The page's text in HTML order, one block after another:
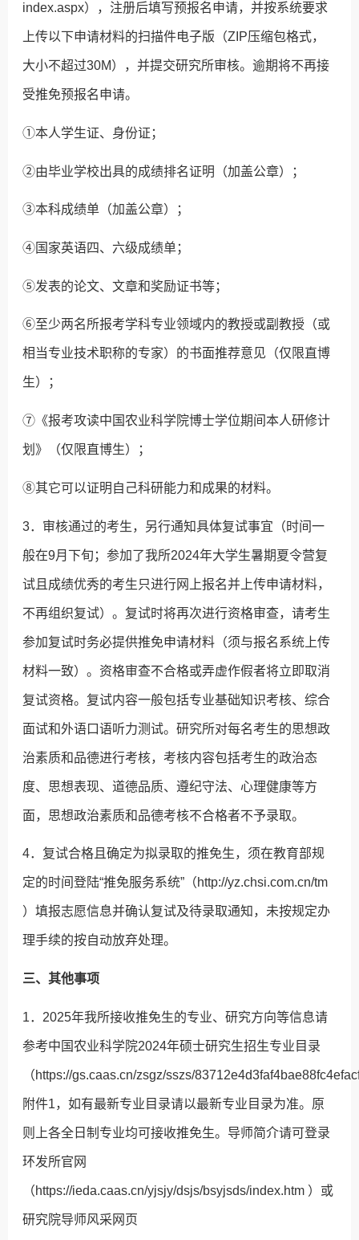
index.aspx），注册后填写预报名申请，并按系统要求
上传以下申请材料的扫描件电子版（ZIP压缩包格式，
大小不超过30M），并提交研究所审核。逾期将不再接
受推免预报名申请。
①本人学生证、身份证；
②由毕业学校出具的成绩排名证明（加盖公章）；
③本科成绩单（加盖公章）；
④国家英语四、六级成绩单；
⑤发表的论文、文章和奖励证书等；
⑥至少两名所报考学科专业领域内的教授或副教授（或
相当专业技术职称的专家）的书面推荐意见（仅限直博
生）；
⑦《报考攻读中国农业科学院博士学位期间本人研修计
划》（仅限直博生）；
⑧其它可以证明自己科研能力和成果的材料。
3．审核通过的考生，另行通知具体复试事宜（时间一
般在9月下旬；参加了我所2024年大学生暑期夏令营复
试且成绩优秀的考生只进行网上报名并上传申请材料，
不再组织复试）。复试时将再次进行资格审查，请考生
参加复试时务必提供推免申请材料（须与报名系统上传
材料一致）。资格审查不合格或弄虚作假者将立即取消
复试资格。复试内容一般包括专业基础知识考核、综合
面试和外语口语听力测试。研究所对每名考生的思想政
治素质和品德进行考核，考核内容包括考生的政治态
度、思想表现、道德品质、遵纪守法、心理健康等方
面，思想政治素质和品德考核不合格者不予录取。
4．复试合格且确定为拟录取的推免生，须在教育部规
定的时间登陆“推免服务系统”（http://yz.chsi.com.cn/tm
）填报志愿信息并确认复试及待录取通知，未按规定办
理手续的按自动放弃处理。
三、其他事项
1．2025年我所接收推免生的专业、研究方向等信息请
参考中国农业科学院2024年硕士研究生招生专业目录
（https://gs.caas.cn/zsgz/sszs/
附件1，如有最新专业目录请以最新专业目录为准。原
则上各全日制专业均可接收推免生。导师简介请可登录
环发所官网
（https://ieda.caas.cn/yjsjy/dsjs/bsyjsds/index.htm ）或
研究院导师风采网页